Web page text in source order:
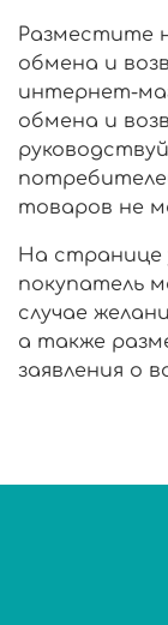
Разместите
обмена и
интернет-
обмена и
товаров не
На странице
покупатель
случае
а также
заявления о